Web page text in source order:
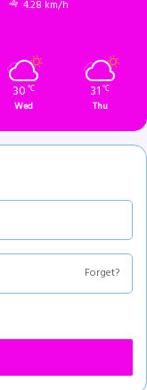
4.28 km/h
30 ℃
Wed
31 ℃
Thu
Forget?